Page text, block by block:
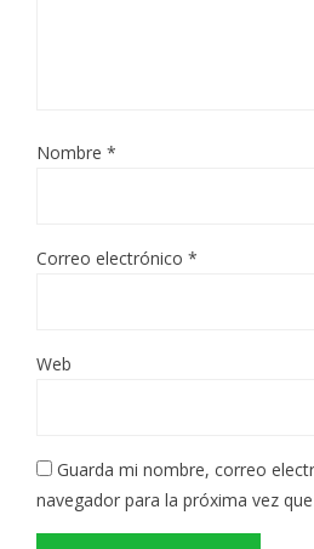
Nombre *
Correo electrónico *
Web
Guarda mi nombre, correo
navegador para la próxima vez